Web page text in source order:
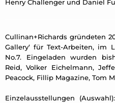
Henry Challenger und Daniel
Cullinan+Richards gründeten
Gallery‘ für Text-Arbeiten, im
No.7. Eingeladen wurden
Reid, Volker Eichelmann,
Peacock, Fillip Magazine, Tom
Einzelausstellungen